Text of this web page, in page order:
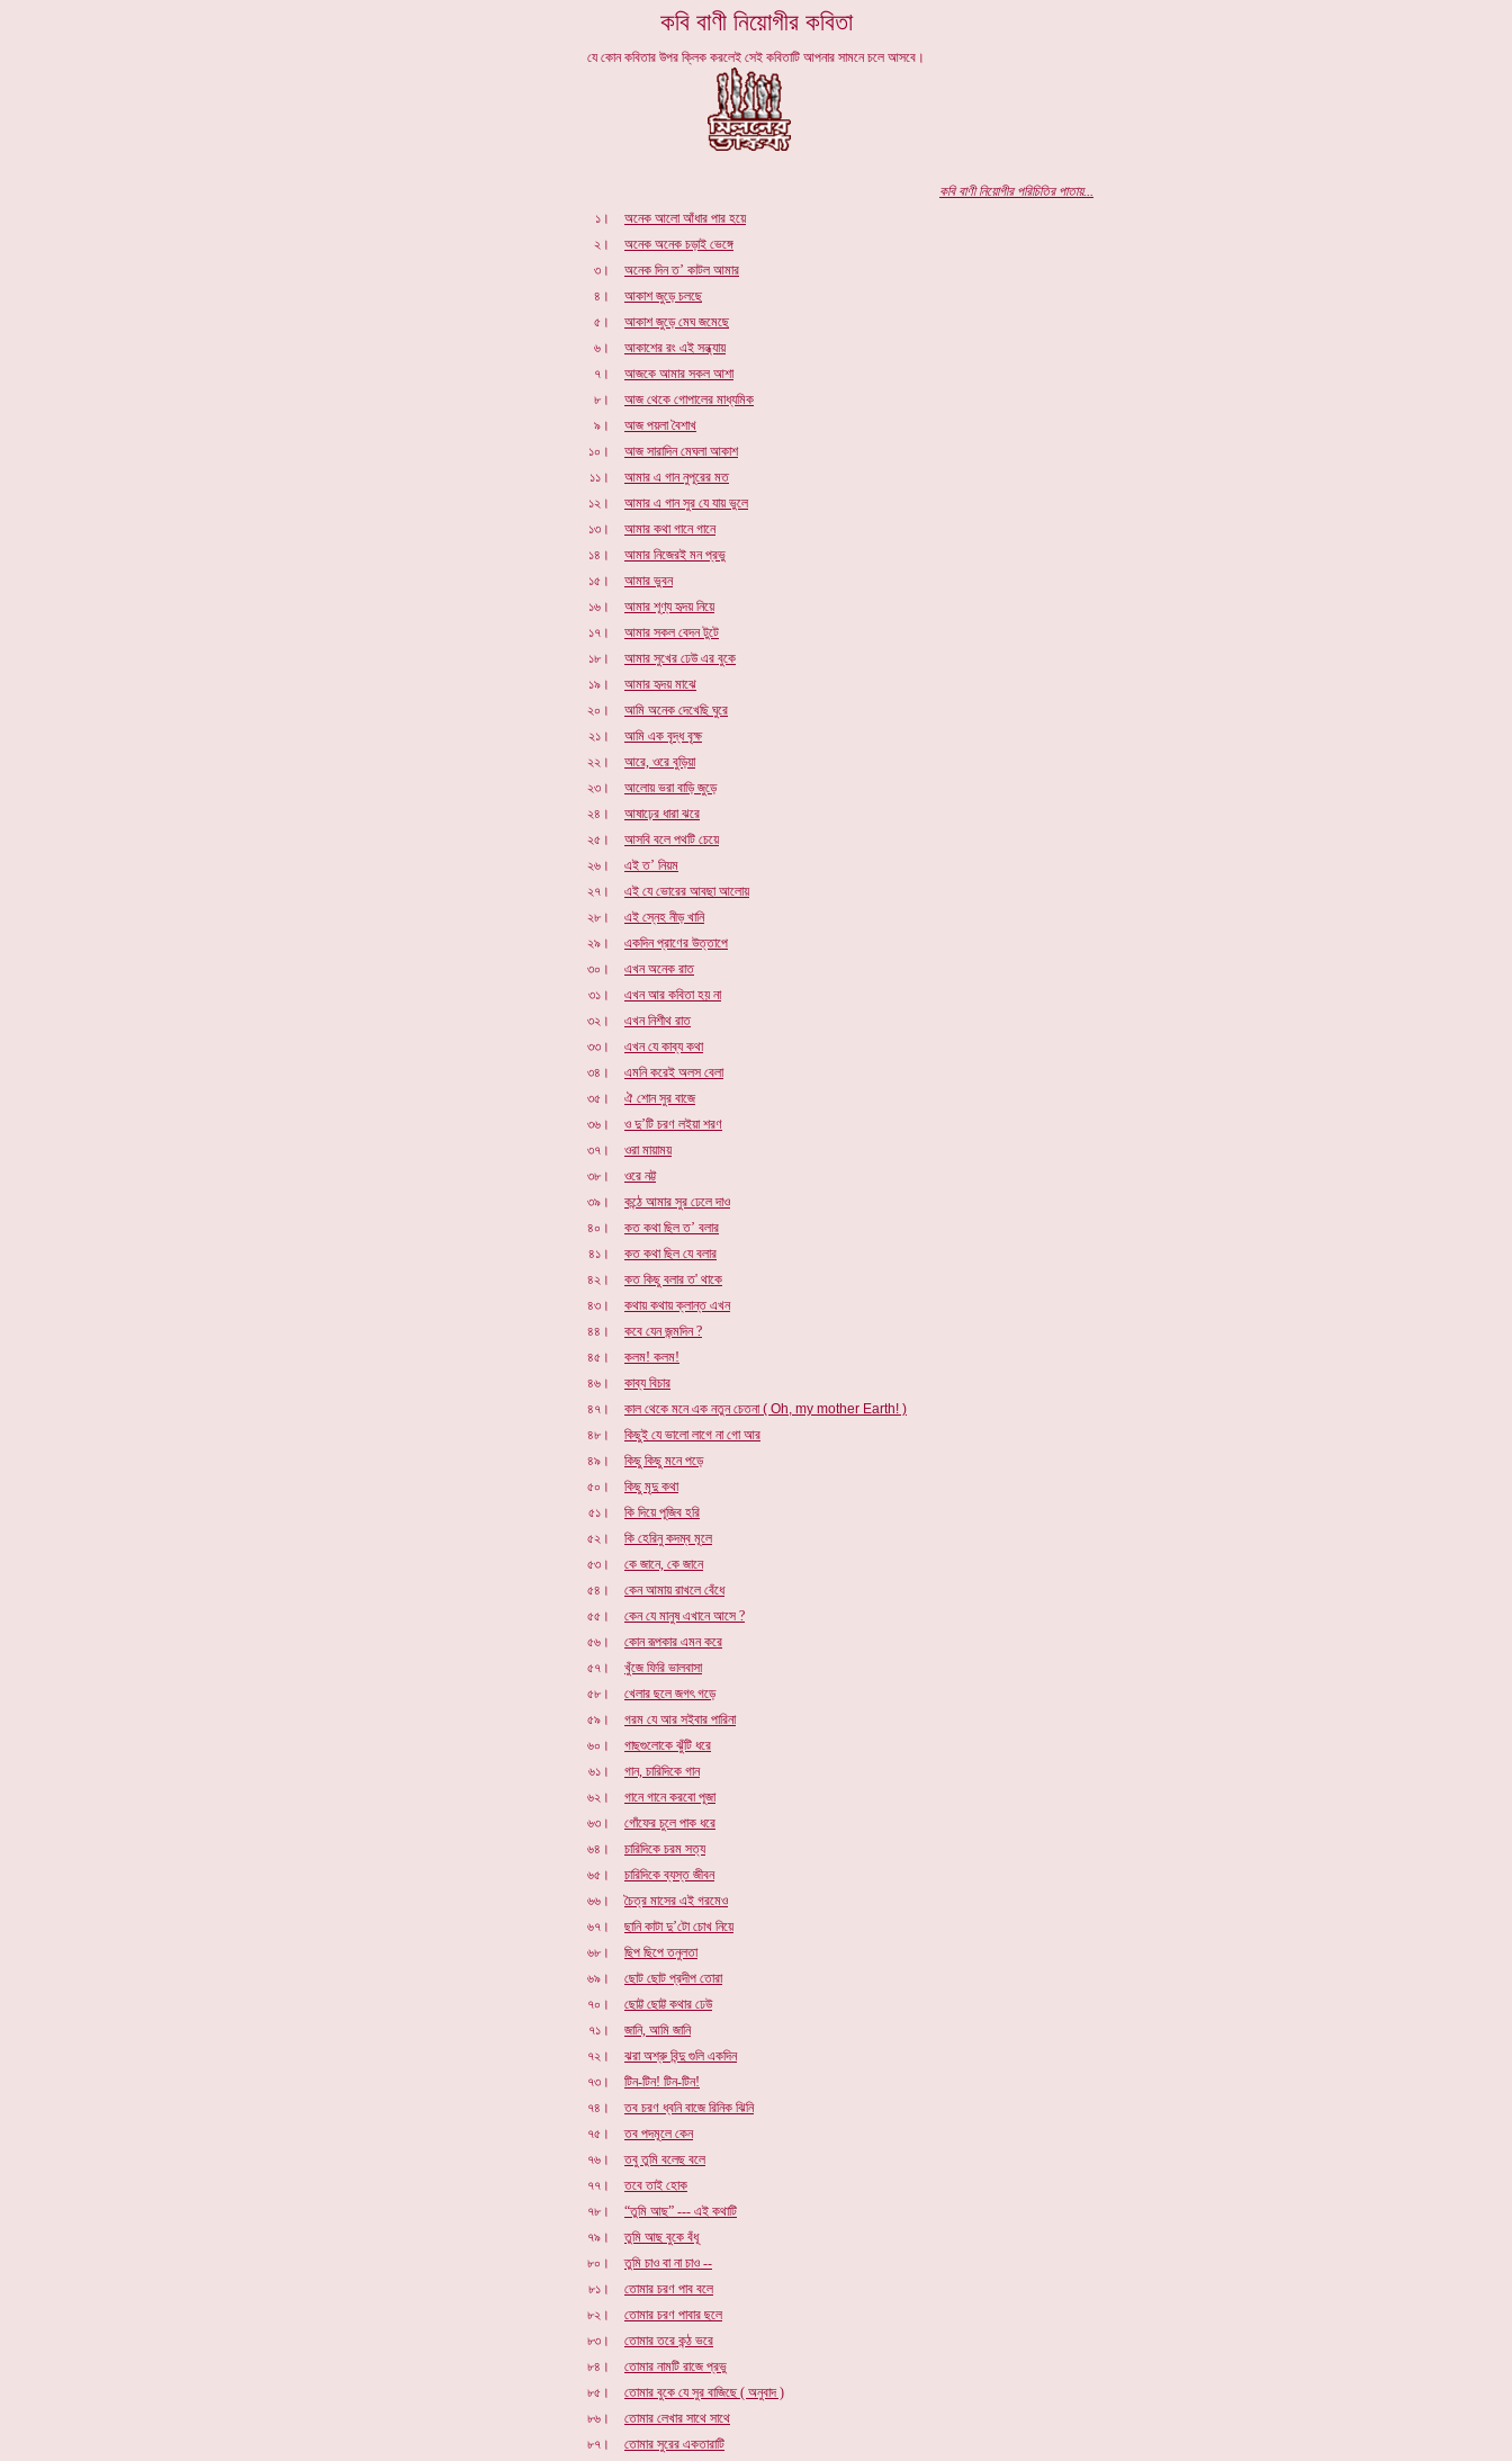
কবি বাণী নিয়োগীর কবিতা
যে কোন কবিতার উপর ক্লিক করলেই সেই কবিতাটি আপনার সামনে চলে আসবে।
অনেক আলো আঁধার পার হয়ে
অনেক অনেক চড়াই ভেঙ্গে
অনেক দিন ত’ কাটল আমার
আকাশ জুড়ে চলছে
আকাশ জুড়ে মেঘ জমেছে
আকাশের রং এই সন্ধ্যায়
আজকে আমার সকল আশা
আজ থেকে গোপালের মাধ্যমিক
আজ পয়লা বৈশাখ
আজ সারাদিন মেঘলা আকাশ
আমার এ গান নুপূরের মত
আমার এ গান সুর যে যায় ভুলে
আমার কথা গানে গানে
আমার নিজেরই মন প্রভু
আমার ভুবন
আমার শূণ্য হৃদয় নিয়ে
আমার সকল বেদন টুটে
আমার সুখের ঢেউ এর বুকে
আমার হৃদয় মাঝে
আমি অনেক দেখেছি ঘুরে
আমি এক বৃদ্ধ বৃক্ষ
আরে, ওরে বুড়িয়া
আলোয় ভরা বাড়ি জুড়ে
আষাঢ়ের ধারা ঝরে
আসবি বলে পথটি চেয়ে
এই ত’ নিয়ম
এই যে ভোরের আবছা আলোয়
এই স্নেহ নীড় খানি
একদিন প্রাণের উত্তাপে
এখন অনেক রাত
এখন আর কবিতা হয় না
এখন নিশীথ রাত
এখন যে কাব্য কথা
এমনি করেই অলস বেলা
ঐ শোন সুর বাজে
ও দু’টি চরণ লইয়া শরণ
ওরা মায়াময়
ওরে নট্ট
কন্ঠে আমার সুর ঢেলে দাও
কত কথা ছিল ত’ বলার
কত কথা ছিল যে বলার
কত কিছু বলার ত' থাকে
কথায় কথায় ক্লান্ত এখন
কবে যেন জন্মদিন ?
কলম! কলম!
কাব্য বিচার
কাল থেকে মনে এক নতুন চেতনা( Oh, my mother Earth! )
কিছুই যে ভালো লাগে না গো আর
কিছু কিছু মনে পড়ে
কিছু মৃদু কথা
কি দিয়ে পূজিব হরি
কি হেরিনু কদম্ব মূলে
কে জানে, কে জানে
কেন আমায় রাখলে বেঁধে
কেন যে মানুষ এখানে আসে ?
কোন রূপকার এমন করে
খুঁজে ফিরি ভালবাসা
খেলার ছলে জগৎ গড়ে
গরম যে আর সইবার পারিনা
গাছগুলোকে ঝুঁটি ধরে
গান, চারিদিকে গান
গানে গানে করবো পূজা
গোঁফের চুলে পাক ধরে
চারিদিকে চরম সত্য
চারিদিকে ব্যস্ত জীবন
চৈত্র মাসের এই গরমেও
ছানি কাটা দু’টো চোখ নিয়ে
ছিপ ছিপে তনুলতা
ছোট ছোট প্রদীপ তোরা
ছোট্ট ছোট্ট কথার ঢেউ
জানি, আমি জানি
ঝরা অশ্রু বিন্দু গুলি একদিন
টিন-টিন! টিন-টিন!
তব চরণ ধ্বনি বাজে রিনিক ঝিনি
তব পদমূলে কেন
তবু তুমি বলেছ বলে
তবে তাই হোক
“তুমি আছ” --- এই কথাটি
তুমি আছ বুকে বঁধূ
তুমি চাও বা না চাও --
তোমার চরণ পাব বলে
তোমার চরণ পাবার ছলে
তোমার তরে কন্ঠ ভরে
তোমার নামটি রাজে প্রভু
তোমার বুকে যে সুর বাজিছে ( অনুবাদ )
তোমার লেখার সাথে সাথে
তোমার সুরের একতারাটি
১।
২।
৩।
৪।
৫।
৬।
৭।
৮।
৯।
১০।
১১।
১২।
১৩।
১৪।
১৫।
১৬।
১৭।
১৮।
১৯।
২০।
২১।
২২।
২৩।
২৪।
২৫।
২৬।
২৭।
২৮।
২৯।
৩০।
৩১।
৩২।
৩৩।
৩৪।
৩৫।
৩৬।
৩৭।
৩৮।
৩৯।
৪০।
৪১।
৪২।
৪৩।
৪৪।
৪৫।
৪৬।
৪৭।
৪৮।
৪৯।
৫০।
৫১।
৫২।
৫৩।
৫৪।
৫৫।
৫৬।
৫৭।
৫৮।
৫৯।
৬০।
৬১।
৬২।
৬৩।
৬৪।
৬৫।
৬৬।
৬৭।
৬৮।
৬৯।
৭০।
৭১।
৭২।
৭৩।
৭৪।
৭৫।
৭৬।
৭৭।
৭৮।
৭৯।
৮০।
৮১।
৮২।
৮৩।
৮৪।
৮৫।
৮৬।
৮৭।
কবি বাণী নিয়োগীর পরিচিতির পাতায়...